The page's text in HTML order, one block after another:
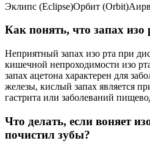
Эклипс (Eclipse)Орбит
Как понять, что запах изо
Неприятный запах изо рта при
кишечной непроходимости изо
запах ацетона характерен для
железы, кислый запах является
гастрита или заболеваний
Что делать, если воняет
почистил зубы?